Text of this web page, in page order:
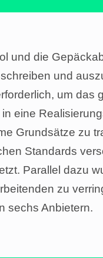
und die
und
um
eine
Grundsätze zu
Standards
Parallel dazu
zu
sechs Anbietern.